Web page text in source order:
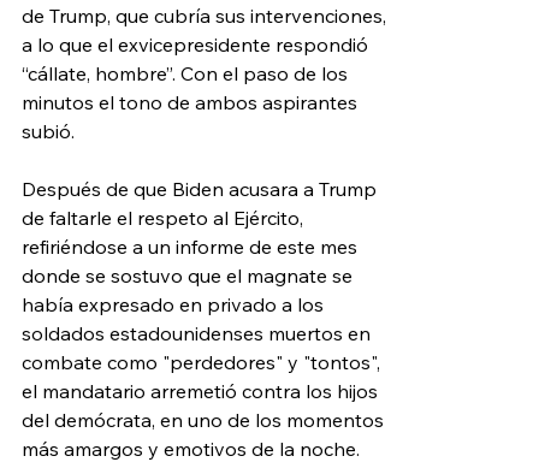
de Trump, que cubría sus intervenciones,
a lo que el exvicepresidente respondió
“cállate, hombre”. Con el paso de los
minutos el tono de ambos aspirantes
subió.
Después de que Biden acusara a Trump
de faltarle el respeto al Ejército,
refiriéndose a un informe de este mes
donde se sostuvo que el magnate se
había expresado en privado a los
soldados estadounidenses muertos en
combate como "perdedores" y "tontos",
el mandatario arremetió contra los hijos
del demócrata, en uno de los momentos
más amargos y emotivos de la noche.